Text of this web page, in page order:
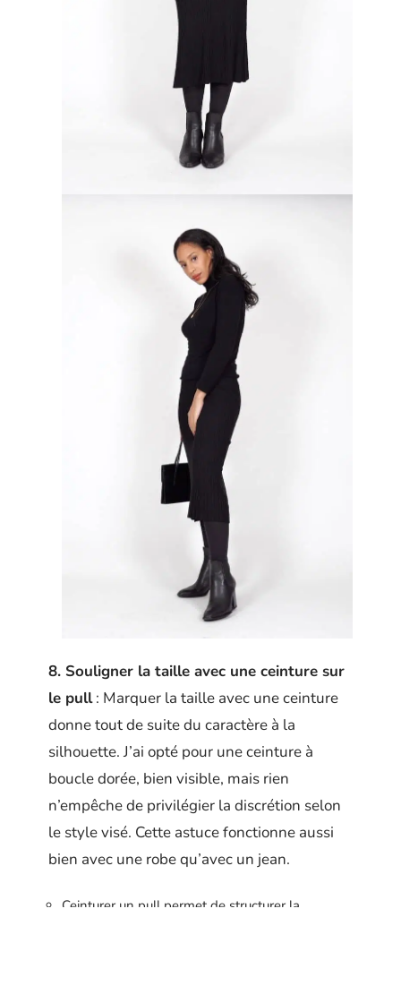
8. Souligner la taille avec une ceinture sur
le pull: Marquer la taille avec une ceinture
donne tout de suite du caractère à la
silhouette. J’ai opté pour une ceinture à
boucle dorée, bien visible, mais rien
n’empêche de privilégier la discrétion selon
le style visé. Cette astuce fonctionne aussi
bien avec une robe qu’avec un jean.
Ceinturer un pull permet de structurer la